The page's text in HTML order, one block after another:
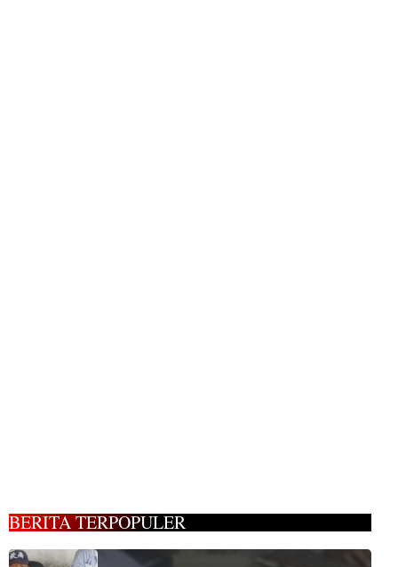
BERITA TERPOPULER